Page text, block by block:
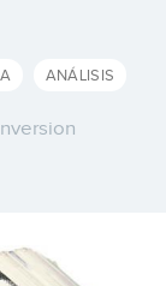
ANÁLISIS